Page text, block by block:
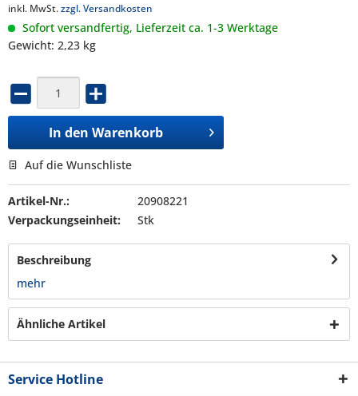
inkl. MwSt.zzgl. Versandkosten
Sofort versandfertig, Lieferzeit ca. 1-3 Werktage
Gewicht: 2,23 kg
In den Warenkorb
Auf die Wunschliste
Artikel-Nr.:
20908221
Verpackungseinheit:
Stk
Beschreibung
mehr
Ähnliche Artikel
Service Hotline